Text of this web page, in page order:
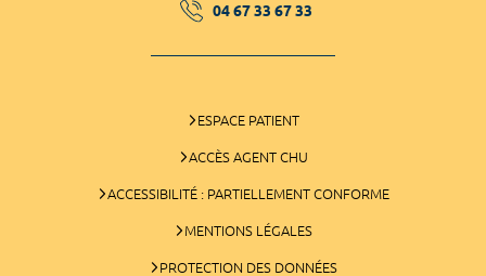
04 67 33 67 33
ESPACE PATIENT
ACCÈS AGENT CHU
ACCESSIBILITÉ : PARTIELLEMENT CONFORME
MENTIONS LÉGALES
PROTECTION DES DONNÉES